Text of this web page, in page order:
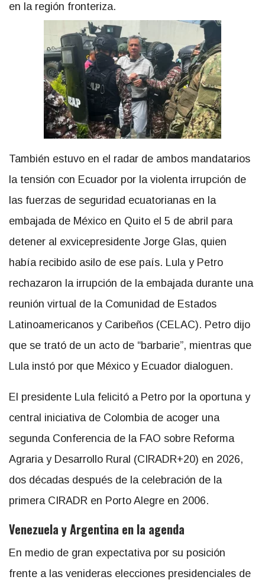
en la región fronteriza.
También estuvo en el radar de ambos mandatarios
la tensión con Ecuador por la violenta irrupción de
las fuerzas de seguridad ecuatorianas en la
embajada de México en Quito el 5 de abril para
detener al exvicepresidente Jorge Glas, quien
había recibido asilo de ese país. Lula y Petro
rechazaron la irrupción de la embajada durante una
reunión virtual de la Comunidad de Estados
Latinoamericanos y Caribeños (CELAC). Petro dijo
que se trató de un acto de “barbarie”, mientras que
Lula instó por que México y Ecuador dialoguen.
El presidente Lula felicitó a Petro por la oportuna y
central iniciativa de Colombia de acoger una
segunda Conferencia de la FAO sobre Reforma
Agraria y Desarrollo Rural (CIRADR+20) en 2026,
dos décadas después de la celebración de la
primera CIRADR en Porto Alegre en 2006.
Venezuela y Argentina en la agenda
En medio de gran expectativa por su posición
frente a las venideras elecciones presidenciales de